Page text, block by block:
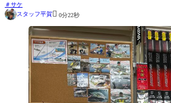
サケ
スタッフ平賀 0分22秒